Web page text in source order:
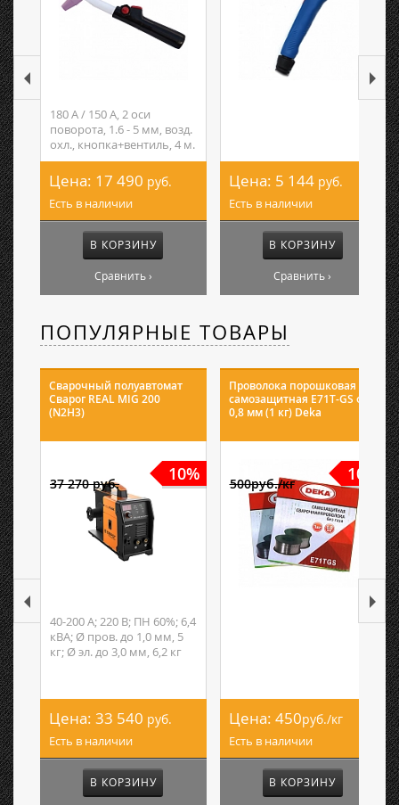
180 А / 150 А, 2 оси
поворота, 1.6 - 5 мм, возд.
охл., кнопка+вентиль, 4 м.
Цена: 17 490 руб.
Есть в наличии
В КОРЗИНУ
Сравнить ›
Цена: 5 144руб.
Есть в наличии
В КОРЗИНУ
Сравнить ›
ПОПУЛЯРНЫЕ ТОВАРЫ
Сварочный полуавтомат
Сварог REAL MIG 200
(N2H3)
10%
37 270 руб.
40-200 А; 220 В; ПН 60%; 6,4
кВА; Ø пров. до 1,0 мм, 5
кг; Ø эл. до 3,0 мм, 6,2 кг
Цена: 33 540 руб.
Есть в наличии
В КОРЗИНУ
Проволока порошковая
самозащитная E71T-GS ф
0,8 мм (1 кг) Deka
10%
500руб./кг
Цена: 450руб./кг
Есть в наличии
В КОРЗИНУ